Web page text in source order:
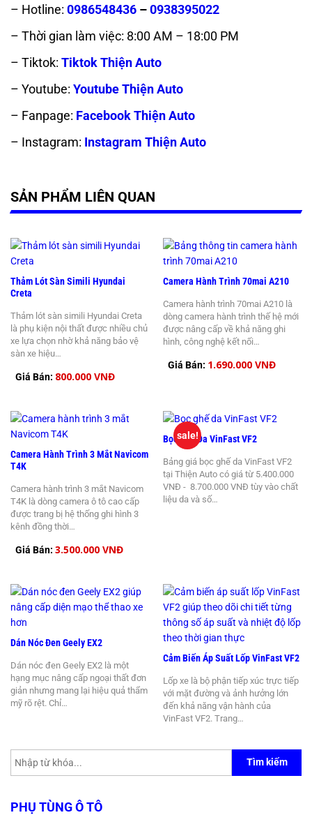
– Hotline: 0986548436 –0938395022
– Thời gian làm việc: 8:00 AM – 18:00 PM
– Tiktok: Tiktok Thiện Auto
– Youtube: Youtube Thiện Auto
– Fanpage: Facebook Thiện Auto
– Instagram: Instagram Thiện Auto
SẢN PHẨM LIÊN QUAN
Thảm Lót Sàn Simili Hyundai
Creta
Thảm lót sàn simili Hyundai Creta
là phụ kiện nội thất được nhiều chủ
xe lựa chọn nhờ khả năng bảo vệ
sàn xe hiệu…
Giá Bán: 800.000 VNĐ
Camera Hành Trình 70mai A210
Camera hành trình 70mai A210 là
dòng camera hành trình thế hệ mới
được nâng cấp về khả năng ghi
hình, công nghệ kết nối…
Giá Bán: 1.690.000 VNĐ
Camera Hành Trình 3 Mắt Navicom
T4K
Camera hành trình 3 mắt Navicom
T4K là dòng camera ô tô cao cấp
được trang bị hệ thống ghi hình 3
kênh đồng thời…
Giá Bán: 3.500.000 VNĐ
Bọc Ghế Da VinFast VF2
Bảng giá bọc ghế da VinFast VF2
tại Thiện Auto có giá từ 5.400.000
VNĐ - 8.700.000 VNĐ tùy vào chất
liệu da và số…
sale!
Dán Nóc Đen Geely EX2
Dán nóc đen Geely EX2 là một
hạng mục nâng cấp ngoại thất đơn
giản nhưng mang lại hiệu quả thẩm
mỹ rõ rệt. Chỉ…
Cảm Biến Áp Suất Lốp VinFast VF2
Lốp xe là bộ phận tiếp xúc trực tiếp
với mặt đường và ảnh hưởng lớn
đến khả năng vận hành của
VinFast VF2. Trang…
Tìm kiếm
PHỤ TÙNG Ô TÔ